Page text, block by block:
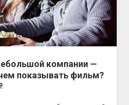
компании —
показывать фильм?